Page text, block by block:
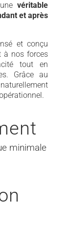
unevéritable
et après
et conçu
à nos forces
tout en
Grâce au
minimale